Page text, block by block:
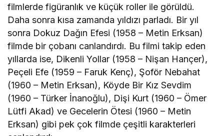
filmlerde figüranlık ve küçük roller ile görüldü.
Daha sonra kısa zamanda yıldızı parladı. Bir yıl
sonra Dokuz Dağın Efesi (1958 – Metin Erksan)
filmde bir çobanı canlandırdı. Bu filmi takip eden
yıllarda ise, Dikenli Yollar (1958 – Nişan Hançer),
Peçeli Efe (1959 – Faruk Kenç), Şoför Nebahat
(1960 – Metin Erksan), Köyde Bir Kız Sevdim
(1960 – Türker İnanoğlu), Dişi Kurt (1960 – Ömer
Lütfi Akad) ve Gecelerin Ötesi (1960 – Metin
Erksan) gibi pek çok filmde çeşitli karakterleri